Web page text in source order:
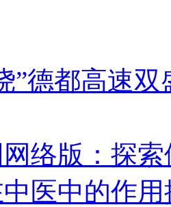
”德都高速
络版：探
医中的作用